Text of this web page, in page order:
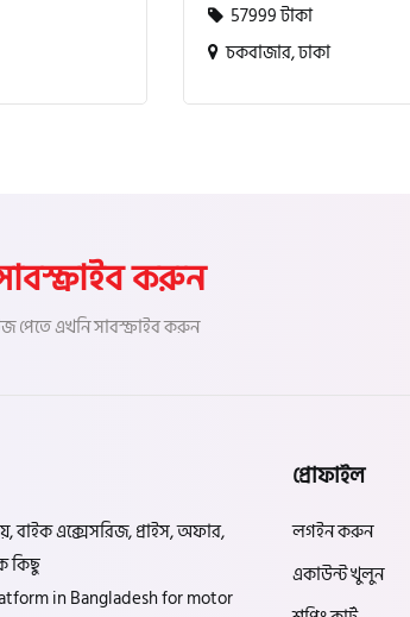
57999 টাকা
চকবাজার, ঢাকা
করুন
পেতে এখনি সাবস্ক্রাইব করুন
বাইক এক্সেসরিজ, প্রাইস, অফার,
কিছু
in Bangladesh for motor
প্রোফাইল
লগইন করুন
একাউন্ট খুলুন